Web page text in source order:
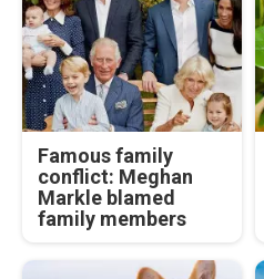
Famous family
conflict: Meghan
Markle blamed
family members